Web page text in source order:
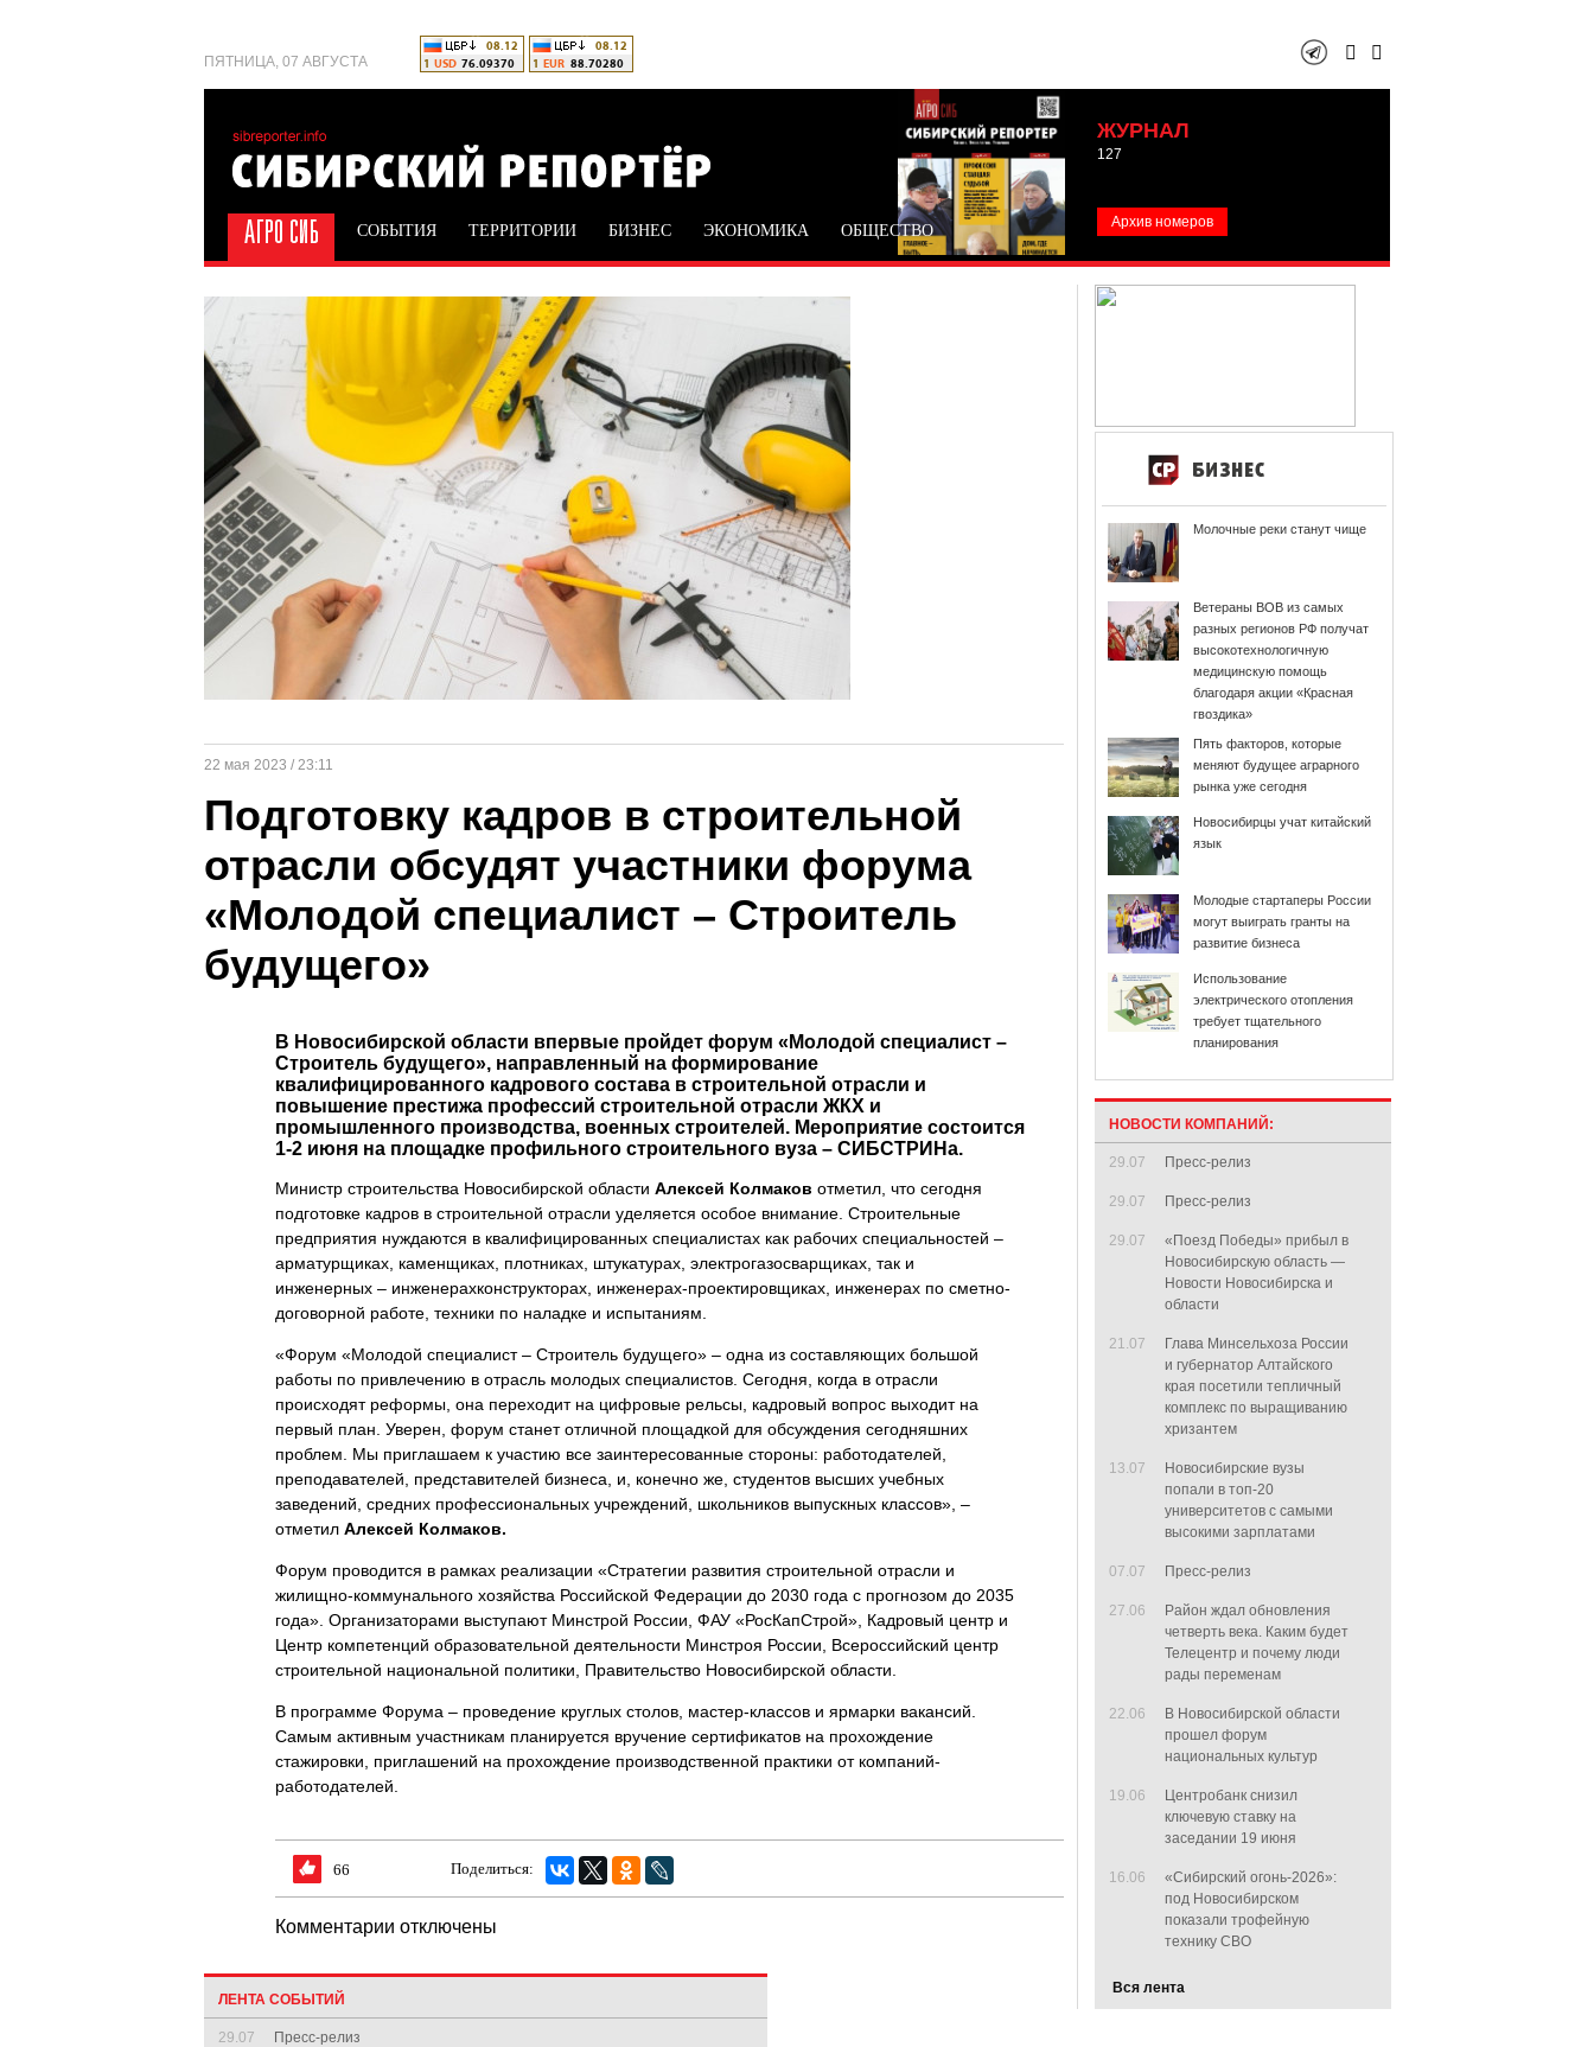
ПЯТНИЦА, 07 АВГУСТА
ЖУРНАЛ
127
Архив номеров
СОБЫТИЯ ТЕРРИТОРИИ БИЗНЕС ЭКОНОМИКА ОБЩЕСТВО
22 мая 2023 / 23:11
Подготовку кадров в строительной
отрасли обсудят участники форума
«Молодой специалист – Строитель
будущего»
В Новосибирской области впервые пройдет форум «Молодой специалист –
Строитель будущего», направленный на формирование
квалифицированного кадрового состава в строительной отрасли и
повышение престижа профессий строительной отрасли ЖКХ и
промышленного производства, военных строителей. Мероприятие состоится
1-2 июня на площадке профильного строительного вуза – СИБСТРИНа.
Министр строительства Новосибирской области Алексей Колмаков отметил, что сегодня
подготовке кадров в строительной отрасли уделяется особое внимание. Строительные
предприятия нуждаются в квалифицированных специалистах как рабочих специальностей –
арматурщиках, каменщиках, плотниках, штукатурах, электрогазосварщиках, так и
инженерных – инженерахконструкторах, инженерах-проектировщиках, инженерах по сметно-
договорной работе, техники по наладке и испытаниям.
«Форум «Молодой специалист – Строитель будущего» – одна из составляющих большой
работы по привлечению в отрасль молодых специалистов. Сегодня, когда в отрасли
происходят реформы, она переходит на цифровые рельсы, кадровый вопрос выходит на
первый план. Уверен, форум станет отличной площадкой для обсуждения сегодняшних
проблем. Мы приглашаем к участию все заинтересованные стороны: работодателей,
преподавателей, представителей бизнеса, и, конечно же, студентов высших учебных
заведений, средних профессиональных учреждений, школьников выпускных классов», –
отметил Алексей Колмаков.
Форум проводится в рамках реализации «Стратегии развития строительной отрасли и
жилищно-коммунального хозяйства Российской Федерации до 2030 года с прогнозом до 2035
года». Организаторами выступают Минстрой России, ФАУ «РосКапСтрой», Кадровый центр и
Центр компетенций образовательной деятельности Минстроя России, Всероссийский центр
строительной национальной политики, Правительство Новосибирской области.
В программе Форума – проведение круглых столов, мастер-классов и ярмарки вакансий.
Самым активным участникам планируется вручение сертификатов на прохождение
стажировки, приглашений на прохождение производственной практики от компаний-
работодателей.
66 Поделиться:
Комментарии отключены
ЛЕНТА СОБЫТИЙ
29.07 Пресс-релиз
Молочные реки станут чище
Ветераны ВОВ из самых
разных регионов РФ получат
высокотехнологичную
медицинскую помощь
благодаря акции «Красная
гвоздика»
Пять факторов, которые
меняют будущее аграрного
рынка уже сегодня
Новосибирцы учат китайский
язык
Молодые стартаперы России
могут выиграть гранты на
развитие бизнеса
Использование
электрического отопления
требует тщательного
планирования
НОВОСТИ КОМПАНИЙ:
29.07 Пресс-релиз
29.07 Пресс-релиз
29.07
«Поезд Победы» прибыл в
Новосибирскую область —
Новости Новосибирска и
области
21.07
Глава Минсельхоза России
и губернатор Алтайского
края посетили тепличный
комплекс по выращиванию
хризантем
13.07
Новосибирские вузы
попали в топ-20
университетов с самыми
высокими зарплатами
07.07 Пресс-релиз
27.06
Район ждал обновления
четверть века. Каким будет
Телецентр и почему люди
рады переменам
22.06
В Новосибирской области
прошел форум
национальных культур
19.06
Центробанк снизил
ключевую ставку на
заседании 19 июня
16.06
«Сибирский огонь-2026»:
под Новосибирском
показали трофейную
технику СВО
Вся лента